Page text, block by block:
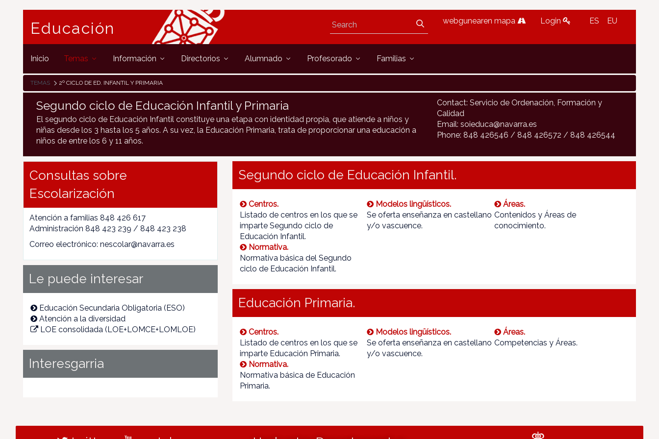
Educación webgunearen mapa Login ES EU
Inicio Temas Información Directorios Alumnado Profesorado Familias
TEMAS 2º CICLO DE ED. INFANTIL Y PRIMARIA
Segundo ciclo de Educación Infantil y Primaria
El segundo ciclo de Educación Infantil constituye una etapa con identidad propia, que atiende a niños y
niñas desde los 3 hasta los 5 años. A su vez, la Educación Primaria, trata de proporcionar una educación a
niños de entre los 6 y 11 años.
Contact: Servicio de Ordenación, Formación y
Calidad
Email: soieduca@navarra.es
Phone: 848 426546 / 848 426572 / 848 426544
Consultas sobre
Escolarización
Atención a familias 848 426 617
Administración 848 423 239 / 848 423 238
Correo electrónico: nescolar@navarra.es
Le puede interesar
Educación Secundaria Obligatoria (ESO)
Atención a la diversidad
LOE consolidada (LOE+LOMCE+LOMLOE)
Interesgarria
Segundo ciclo de Educación Infantil.
Centros.
Listado de centros en los que se
imparte Segundo ciclo de
Educación Infantil.
Modelos lingüísticos.
Se oferta enseñanza en castellano
y/o vascuence.
Áreas.
Contenidos y Áreas de
conocimiento.
Normativa.
Normativa básica del Segundo
ciclo de Educación Infantil.
Educación Primaria.
Centros.
Listado de centros en los que se
imparte Educación Primaria.
Modelos lingüísticos.
Se oferta enseñanza en castellano
y/o vascuence.
Áreas.
Competencias y Áreas.
Normativa.
Normativa básica de Educación
Primaria.